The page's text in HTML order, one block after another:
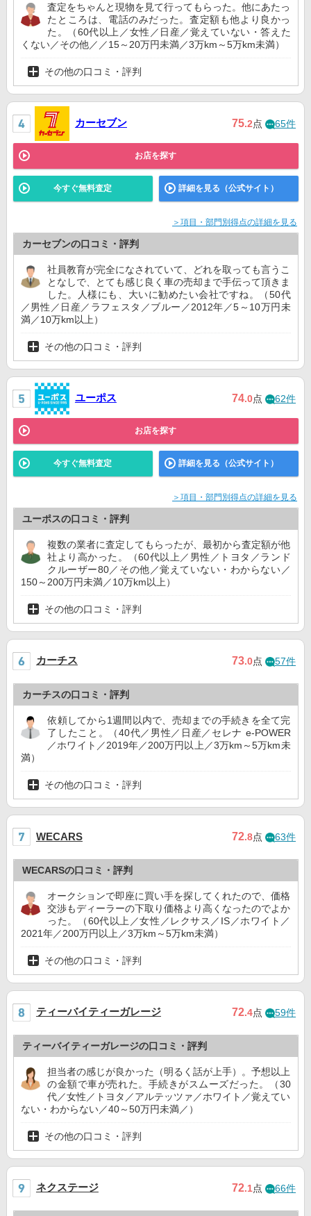
査定をちゃんと現物を見て行ってもらった。他にあたっ
たところは、電話のみだった。査定額も他より良かっ
た。（60代以上／女性／日産／覚えていない・答えた
くない／その他／／15～20万円未満／3万km～5万km未満）
その他の口コミ・評判
カーセブン 75.2点 65件
お店を探す
今すぐ無料査定 詳細を見る（公式サイト）
＞項目・部門別得点の詳細を見る
カーセブンの口コミ・評判
社員教育が完全になされていて、どれを取っても言うこ
となしで、とても感じ良く車の売却まで手伝って頂きま
した。人様にも、大いに勧めたい会社ですね。（50代
／男性／日産／ラフェスタ／ブルー／2012年／5～10万円未
満／10万km以上）
その他の口コミ・評判
ユーポス 74.0点 62件
お店を探す
今すぐ無料査定 詳細を見る（公式サイト）
＞項目・部門別得点の詳細を見る
ユーポスの口コミ・評判
複数の業者に査定してもらったが、最初から査定額が他
社より高かった。（60代以上／男性／トヨタ／ランド
クルーザー80／その他／覚えていない・わからない／
150～200万円未満／10万km以上）
その他の口コミ・評判
カーチス 73.0点 57件
カーチスの口コミ・評判
依頼してから1週間以内で、売却までの手続きを全て完
了したこと。（40代／男性／日産／セレナ e-POWER
／ホワイト／2019年／200万円以上／3万km～5万km未
満）
その他の口コミ・評判
WECARS 72.8点 63件
WECARSの口コミ・評判
オークションで即座に買い手を探してくれたので、価格
交渉もディーラーの下取り価格より高くなったのでよか
った。（60代以上／女性／レクサス／IS／ホワイト／
2021年／200万円以上／3万km～5万km未満）
その他の口コミ・評判
ティーバイティーガレージ 72.4点 59件
ティーバイティーガレージの口コミ・評判
担当者の感じが良かった（明るく話が上手）。予想以上
の金額で車が売れた。手続きがスムーズだった。（30
代／女性／トヨタ／アルテッツァ／ホワイト／覚えてい
ない・わからない／40～50万円未満／）
その他の口コミ・評判
ネクステージ 72.1点 66件